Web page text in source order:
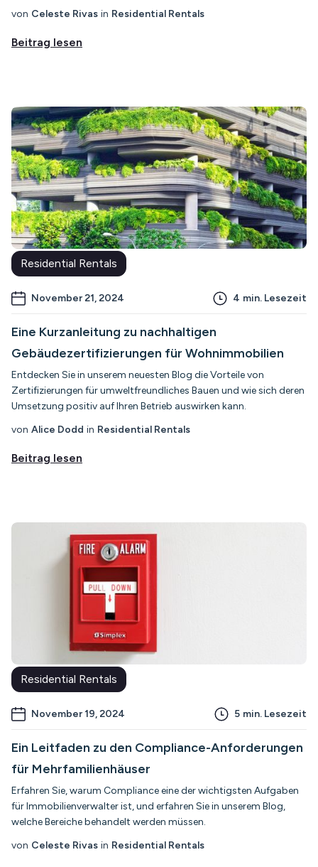
von Celeste Rivas in Residential Rentals
Beitrag lesen
Residential Rentals
November 21, 2024 4 min. Lesezeit
Eine Kurzanleitung zu nachhaltigen
Gebäudezertifizierungen für Wohnimmobilien
Entdecken Sie in unserem neuesten Blog die Vorteile von
Zertifizierungen für umweltfreundliches Bauen und wie sich deren
Umsetzung positiv auf Ihren Betrieb auswirken kann.
von Alice Dodd in Residential Rentals
Beitrag lesen
Residential Rentals
November 19, 2024 5 min. Lesezeit
Ein Leitfaden zu den Compliance-Anforderungen
für Mehrfamilienhäuser
Erfahren Sie, warum Compliance eine der wichtigsten Aufgaben
für Immobilienverwalter ist, und erfahren Sie in unserem Blog,
welche Bereiche behandelt werden müssen.
von Celeste Rivas in Residential Rentals